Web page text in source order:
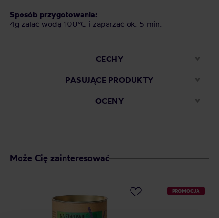
Sposób przygotowania:
4g zalać wodą 100°C i zaparzać ok. 5 min.
CECHY
PASUJĄCE PRODUKTY
OCENY
Może Cię zainteresować
PROMOCJA